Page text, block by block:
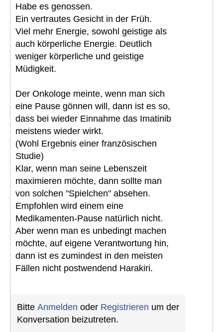
Habe es genossen.
Ein vertrautes Gesicht in der Früh.
Viel mehr Energie, sowohl geistige als
auch körperliche Energie. Deutlich
weniger körperliche und geistige
Müdigkeit.
Der Onkologe meinte, wenn man sich
eine Pause gönnen will, dann ist es so,
dass bei wieder Einnahme das Imatinib
meistens wieder wirkt.
(Wohl Ergebnis einer französischen
Studie)
Klar, wenn man seine Lebenszeit
maximieren möchte, dann sollte man
von solchen "Spielchen" absehen.
Empfohlen wird einem eine
Medikamenten-Pause natürlich nicht.
Aber wenn man es unbedingt machen
möchte, auf eigene Verantwortung hin,
dann ist es zumindest in den meisten
Fällen nicht postwendend Harakiri.
Bitte Anmelden oder Registrieren um der
Konversation beizutreten.